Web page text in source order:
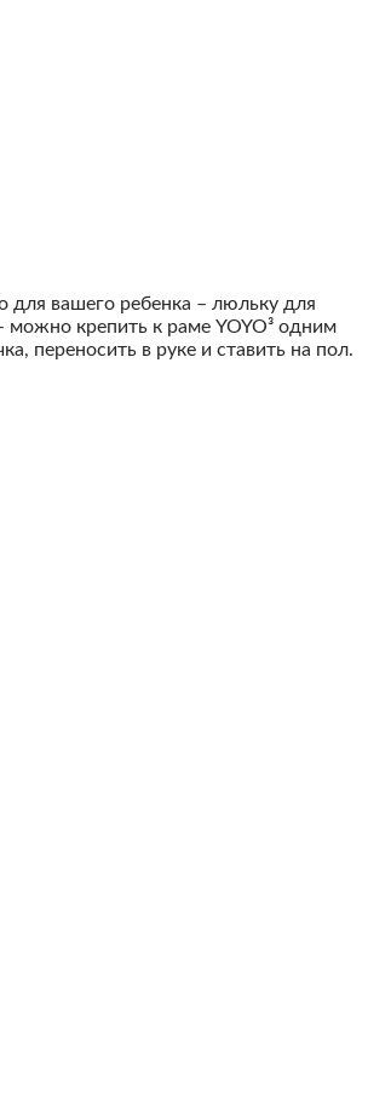
для вашего ребенка – люльку для
можно крепить к раме YOYO³ одним
переносить в руке и ставить на пол.